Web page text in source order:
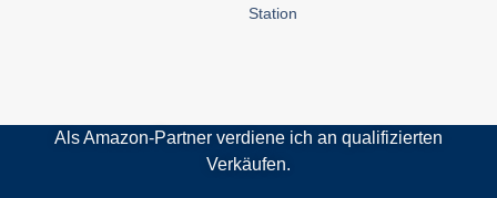
Station
Als Amazon-Partner verdiene ich an qualifizierten
Verkäufen.